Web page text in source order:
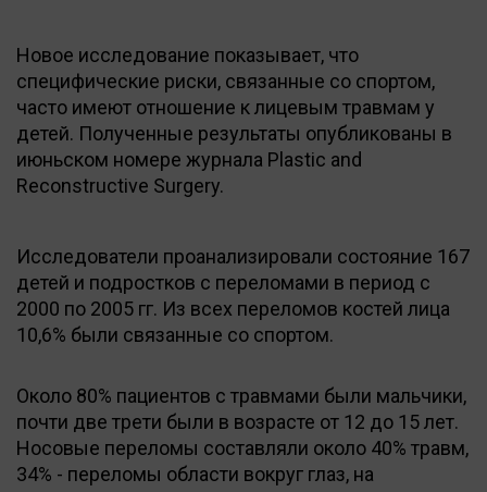
Новое исследование показывает, что
специфические риски, связанные со спортом,
часто имеют отношение к лицевым травмам у
детей. Полученные результаты опубликованы в
июньском номере журнала Plastic and
Reconstructive Surgery.
Исследователи проанализировали состояние 167
детей и подростков с переломами в период с
2000 по 2005 гг. Из всех переломов костей лица
10,6% были связанные со спортом.
Около 80% пациентов с травмами были мальчики,
почти две трети были в возрасте от 12 до 15 лет.
Носовые переломы составляли около 40% травм,
34% - переломы области вокруг глаз, на